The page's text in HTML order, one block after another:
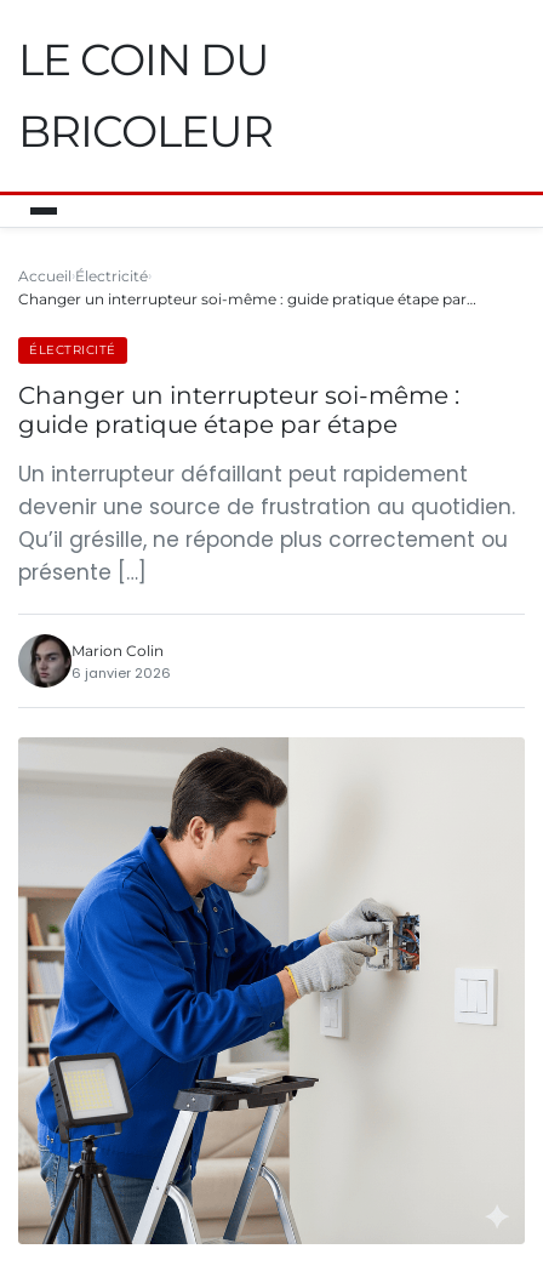
LE COIN DU
BRICOLEUR
Accueil Électricité
Changer un interrupteur soi-même : guide pratique étape par…
ÉLECTRICITÉ
Changer un interrupteur soi-même :
guide pratique étape par étape
Un interrupteur défaillant peut rapidement
devenir une source de frustration au quotidien.
Qu’il grésille, ne réponde plus correctement ou
présente […]
Marion Colin
6 janvier 2026